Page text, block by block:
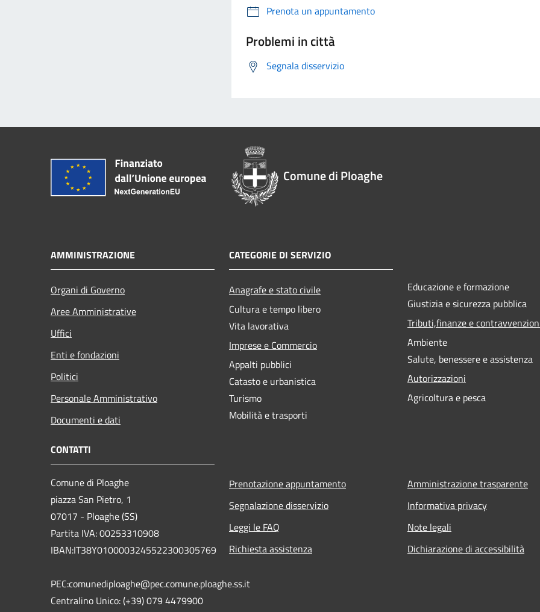
Prenota un appuntamento
Problemi in città
Segnala disservizio
Comune di Ploaghe
AMMINISTRAZIONE
Organi di Governo
Aree Amministrative
Uffici
Enti e fondazioni
Politici
Personale Amministrativo
Documenti e dati
CATEGORIE DI SERVIZIO
Anagrafe e stato civile
Cultura e tempo libero
Vita lavorativa
Imprese e Commercio
Appalti pubblici
Catasto e urbanistica
Turismo
Mobilità e trasporti
Educazione e formazione
Giustizia e sicurezza pubblica
Tributi,finanze e
Ambiente
Salute, benessere e assistenza
Autorizzazioni
Agricoltura e pesca
CONTATTI
Comune di Ploaghe
piazza San Pietro, 1
07017 - Ploaghe (SS)
Partita IVA: 00253310908
IBAN:IT38Y0100003245522300305769
PEC:comunediploaghe@pec.comune.ploaghe.ss.it
Centralino Unico: (+39) 079 4479900
Prenotazione appuntamento
Segnalazione disservizio
Leggi le FAQ
Richiesta assistenza
Amministrazione trasparente
Informativa privacy
Note legali
Dichiarazione di accessibilità